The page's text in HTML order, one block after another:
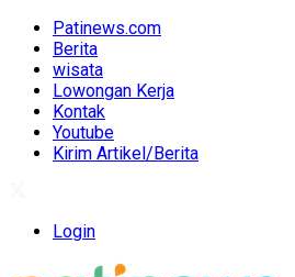
Patinews.com
Berita
wisata
Lowongan Kerja
Kontak
Youtube
Kirim Artikel/Berita
Login